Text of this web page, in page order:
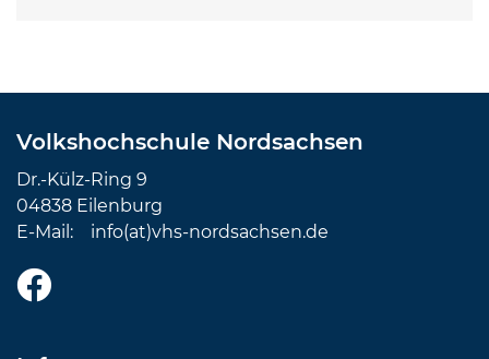
Volkshochschule Nordsachsen
Dr.-Külz-Ring 9
04838 Eilenburg
E-Mail: info(at)vhs-nordsachsen.de